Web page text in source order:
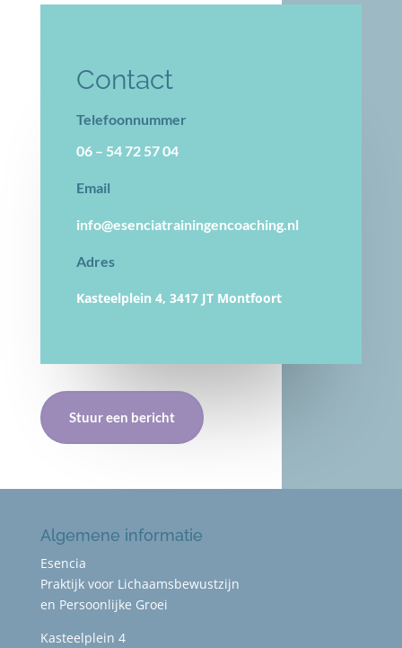
Contact
Telefoonnummer
06 – 54 72 57 04
Email
info@esenciatrainingencoaching.nl
Adres
Kasteelplein 4, 3417 JT Montfoort
Stuur een bericht
Algemene informatie
Esencia
Praktijk voor Lichaamsbewustzijn
en Persoonlijke Groei
Kasteelplein 4